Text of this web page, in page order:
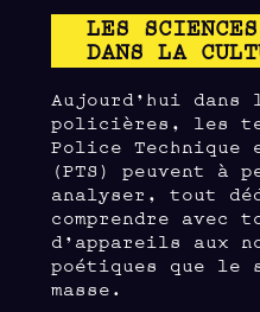
LES
DANS LA
Aujourd’hui dans
policières, les
Police Technique
(PTS) peuvent à
analyser, tout
comprendre avec
d’appareils aux
poétiques que le
masse.